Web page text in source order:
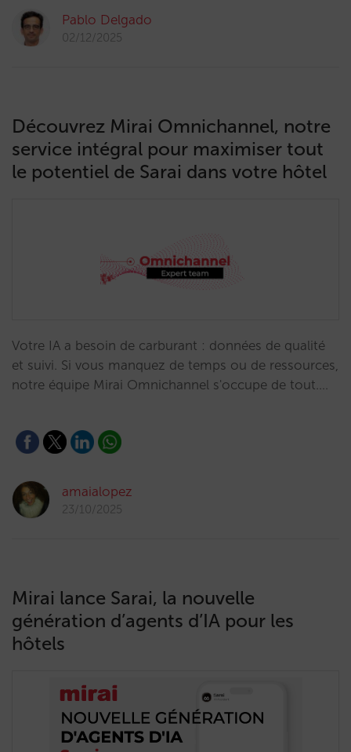
Pablo Delgado
02/12/2025
Découvrez Mirai Omnichannel, notre
service intégral pour maximiser tout
le potentiel de Sarai dans votre hôtel
Votre IA a besoin de carburant : données de qualité
et suivi. Si vous manquez de temps ou de ressources,
notre équipe Mirai Omnichannel s'occupe de tout.…
amaialopez
23/10/2025
Mirai lance Sarai, la nouvelle
génération d’agents d’IA pour les
hôtels